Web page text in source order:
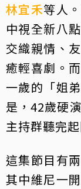
林宜禾等人
中視全新八
交織親情、
癒輕喜劇。
一歲的「姐
是，42歲硬
主持群聽完
這集節目有
其中維尼一